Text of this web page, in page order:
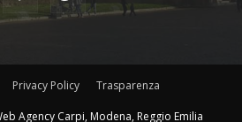
Privacy Policy Trasparenza
Agency Carpi, Modena, Reggio Emilia